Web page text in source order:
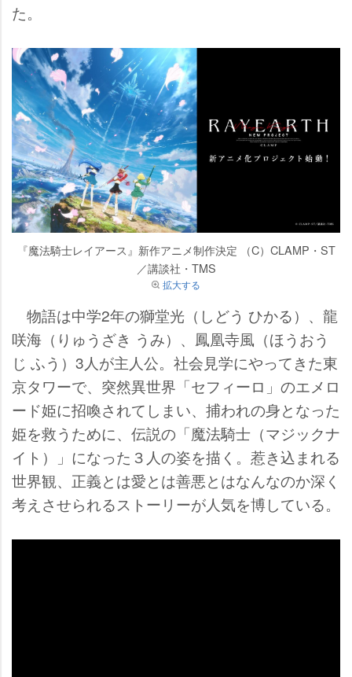
た。
『魔法騎士レイアース』新作アニメ制作決定 （C）CLAMP・ST
／講談社・TMS
拡大する
物語は中学2年の獅堂光（しどう ひかる）、龍
咲海（りゅうざき うみ）、鳳凰寺風（ほうおう
じ ふう）3人が主人公。社会見学にやってきた東
京タワーで、突然異世界「セフィーロ」のエメロ
ード姫に招喚されてしまい、捕われの身となった
姫を救うために、伝説の「魔法騎士（マジックナ
イト）」になった３人の姿を描く。惹き込まれる
世界観、正義とは愛とは善悪とはなんなのか深く
考えさせられるストーリーが人気を博している。